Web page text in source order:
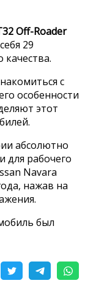
Off-Roader
29
с
особенности
этот
абсолютно
для рабочего
Navara
нажав на
был